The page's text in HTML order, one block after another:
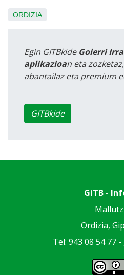
ORDIZIA
Egin GITBkide Goierri
aplikazioan eta
abantailaz eta premium
GITBkide
GiTB -
Ordizia,
Tel: 943 08 54 77 -